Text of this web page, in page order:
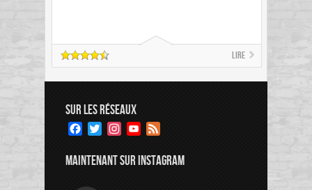
Lire
SUR LES RÉSEAUX
Facebook
TwitterInstagramYouTube
MAINTENANT SUR INSTAGRAM